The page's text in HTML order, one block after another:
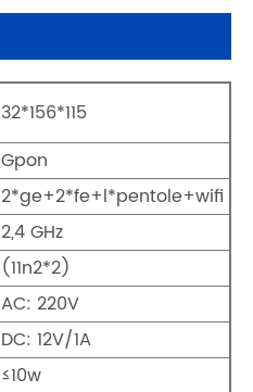
32*156*115
Gpon
2*ge+2*fe+l*pentole+wifi
2,4 GHz
(11n2*2)
AC: 220V
DC: 12V/1A
≤10w